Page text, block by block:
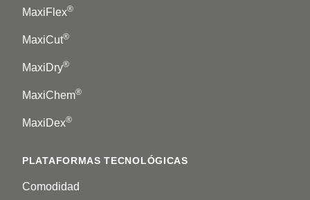
MaxiFlex®
MaxiCut®
MaxiDry®
MaxiChem®
MaxiDex®
PLATAFORMAS TECNOLÓGICAS
Comodidad